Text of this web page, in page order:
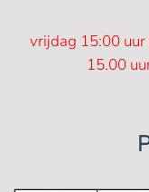
vrijdag 15:00
15.00